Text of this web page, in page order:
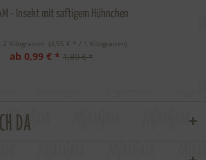
- Insekt mit saftigem Hühnchen
Kilogramm (4,95 € * / 1 Kilogramm)
ab 0,99 € * 1,89 € *
da